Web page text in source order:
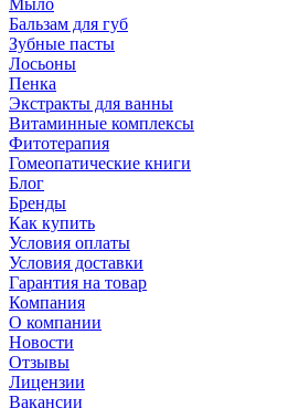
Мыло
Бальзам для губ
Зубные пасты
Лосьоны
Пенка
Экстракты для ванны
Витаминные комплексы
Фитотерапия
Гомеопатические книги
Блог
Бренды
Как купить
Условия оплаты
Условия доставки
Гарантия на товар
Компания
О компании
Новости
Отзывы
Лицензии
Вакансии